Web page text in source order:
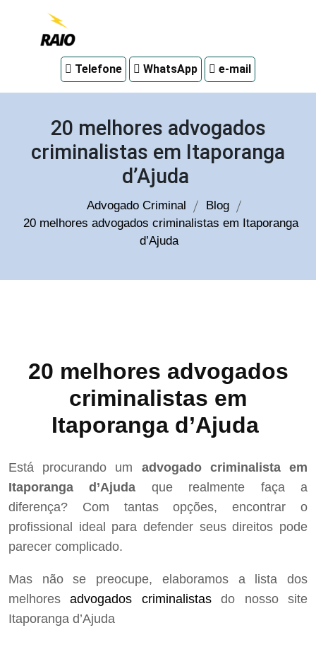
em
Telefone WhatsApp e-mail
20 melhores advogados
criminalistas em Itaporanga
d’Ajuda
Advogado Criminal
Blog
20 melhores advogados criminalistas em Itaporanga
d’Ajuda
20 melhores advogados
criminalistas em
Itaporanga d’Ajuda
Está procurando um advogado criminalista em
Itaporanga d’Ajuda que realmente faça a
diferença? Com tantas opções, encontrar o
profissional ideal para defender seus direitos pode
parecer complicado.
Mas não se preocupe, elaboramos a lista dos
melhoresadvogados criminalistasdo nosso site
Itaporanga d’Ajuda